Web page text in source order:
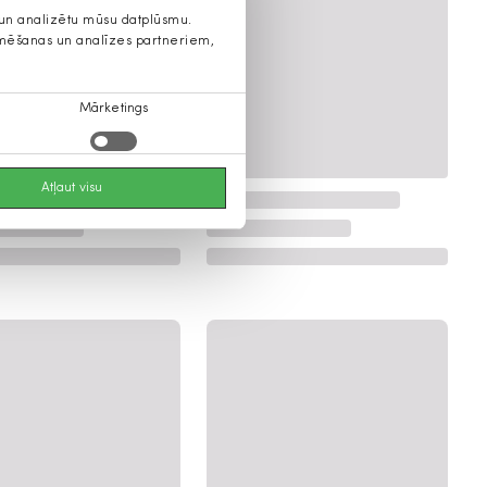
analizētu mūsu datplūsmu.
un analīzes partneriem,
Mārketings
Atļaut visu